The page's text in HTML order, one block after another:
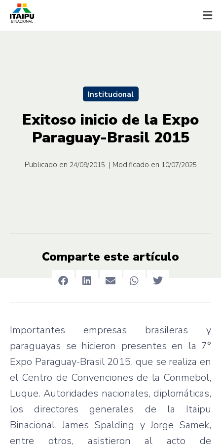
Institucional
Exitoso inicio de la Expo
Paraguay-Brasil 2015
Publicado en 24/09/2015 | Modificado en 10/07/2025
Comparte este artículo
Importantes empresas brasileras y
paraguayas se hicieron presentes en la 7°
Expo Paraguay-Brasil 2015, que se realiza en
el Centro de Convenciones de la Conmebol,
Luque. Autoridades nacionales, diplomáticas,
los directores generales de la Itaipu
Binacional, James Spalding y Jorge Samek,
entre otros, asistieron al acto de